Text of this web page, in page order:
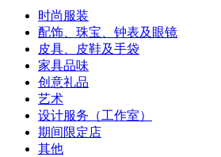
时尚服装
配饰、珠宝、钟表及眼镜
皮具、皮鞋及手袋
家具品味
创意礼品
艺术
设计服务（工作室）
期间限定店
其他